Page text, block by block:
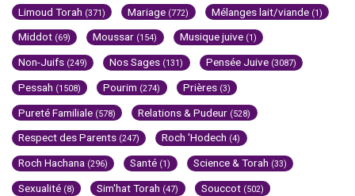
Limoud Torah (371) Mariage (772) Mélanges lait/viande (1)
Middot (69) Moussar (154) Musique juive (1)
Non-Juifs (249) Nos Sages (131) Pensée Juive (3087)
Pessah (1508) Pourim (274) Prières (3)
Pureté Familiale (578) Relations & Pudeur (528)
Respect des Parents (247) Roch 'Hodech (4)
Roch Hachana (296) Santé (1) Science & Torah (33)
Sexualité (8) Sim'hat Torah (47) Souccot (502)